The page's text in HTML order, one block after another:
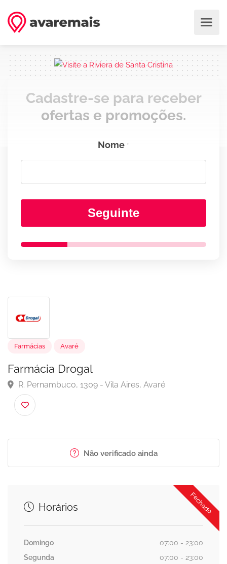
Cadastre-se para receber
ofertas e promoções.
Nome *
Seguinte
Avaré
Farmácia Drogal
R. Pernambuco, 1309 - Vila Aires, Avaré
Não verificado ainda
Fechado
Horários
Domingo
07:00 - 23:00
Segunda
07:00 - 23:00